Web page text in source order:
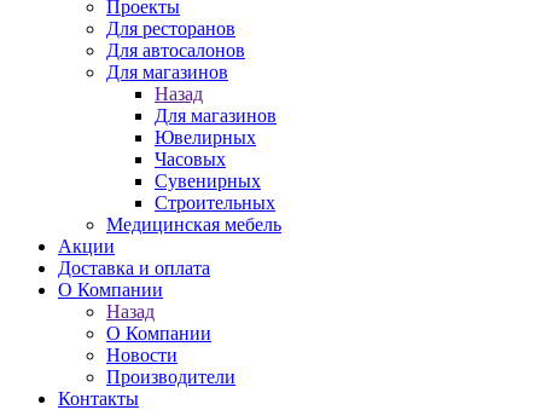
Проекты
Для ресторанов
Для автосалонов
Для магазинов
Назад
Для магазинов
Ювелирных
Часовых
Сувенирных
Строительных
Медицинская мебель
Акции
Доставка и оплата
О Компании
Назад
О Компании
Новости
Производители
Контакты